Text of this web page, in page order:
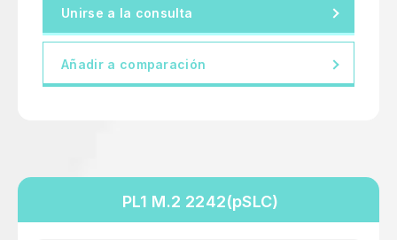
Unirse a la consulta
Añadir a comparación
PL1 M.2 2242(pSLC)